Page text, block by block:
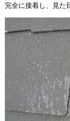
完全に接着し、見た